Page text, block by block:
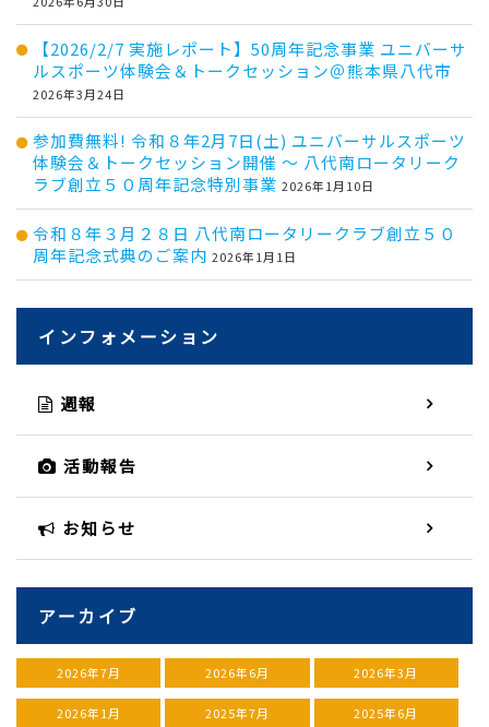
【2026/2/7 実施レポート】50周年記念事業 ユニバーサ
ルスポーツ体験会＆トークセッション＠熊本県八代市
2026年3月24日
参加費無料! 令和８年2月7日(土) ユニバーサルスポーツ
体験会＆トークセッション開催 ～ 八代南ロータリーク
ラブ創立５０周年記念特別事業 2026年1月10日
令和８年３月２８日 八代南ロータリークラブ創立５０
周年記念式典のご案内 2026年1月1日
インフォメーション
週報
活動報告
お知らせ
アーカイブ
2026年7月 2026年6月 2026年3月
2026年1月 2025年7月 2025年6月